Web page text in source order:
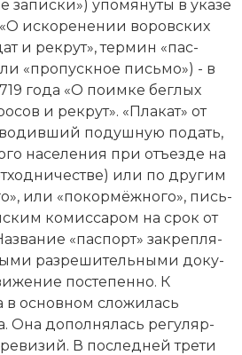
и организации
движения
за­пис­ки») упо­мя­ну­ты в ука­зе
«О ис­ко­ре­не­нии во­ров­ских
и рек­рут», тер­мин «пас­
«про­пу­ск­ное пись­мо») - в
года «О по­им­ке бег­лых
и рек­рут». «Пла­кат» от
по­душ­ную по­дать,
на­се­ле­ния при отъ­ез­де на
или по другим
или «по­кор­мёж­но­го», пись­
ко­мис­са­ром на срок от
«пас­порт» за­кре­п­ля­
раз­ре­ши­тель­ны­ми до­ку­
по­сте­пен­но. К
в основном сло­жи­лась
Она до­пол­ня­лась ре­гу­ляр­
В по­след­ней тре­ти